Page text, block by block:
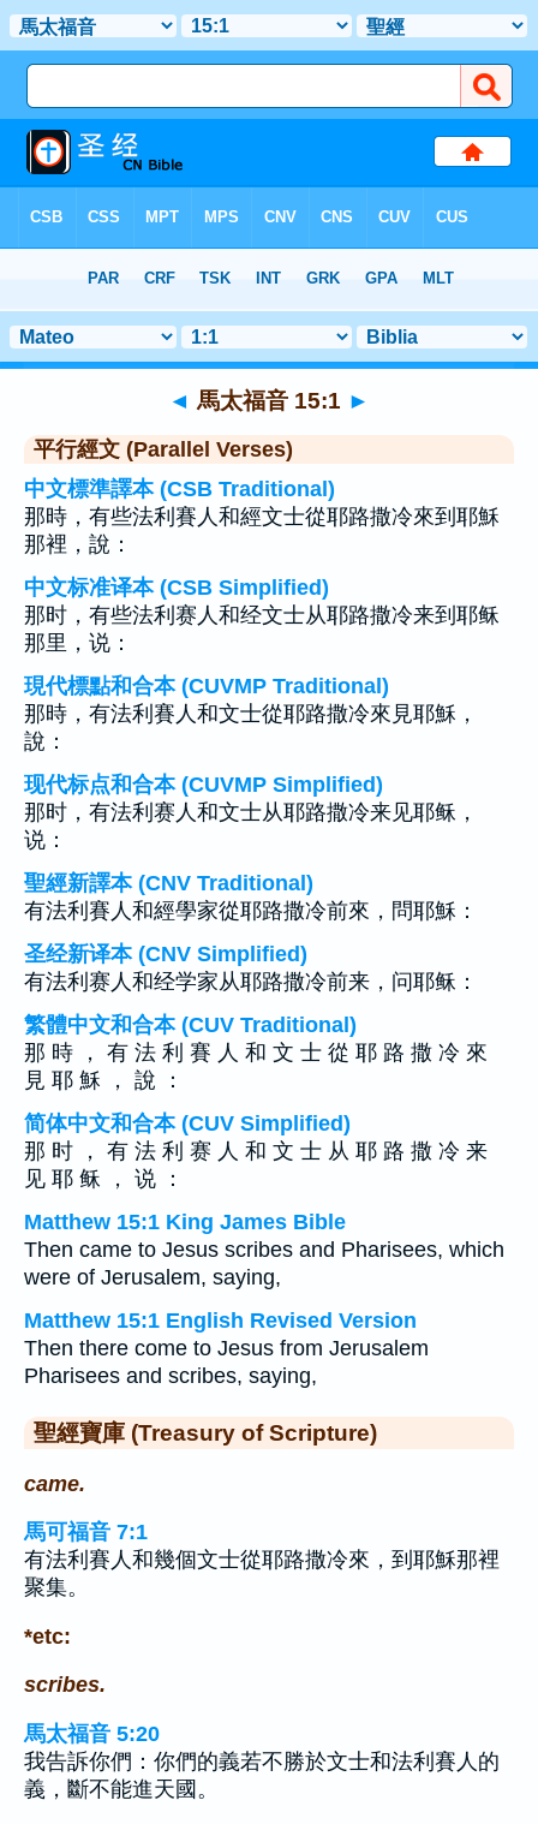
章 15> 聖經金句 1
◄ 馬太福音 15:1 ►
平行經文 (Parallel Verses)
中文標準譯本 (CSB Traditional)
那時，有些法利賽人和經文士從耶路撒冷來到耶穌
那裡，說：
中文标准译本 (CSB Simplified)
那时，有些法利赛人和经文士从耶路撒冷来到耶稣
那里，说：
現代標點和合本 (CUVMP Traditional)
那時，有法利賽人和文士從耶路撒冷來見耶穌，
說：
现代标点和合本 (CUVMP Simplified)
那时，有法利赛人和文士从耶路撒冷来见耶稣，
说：
聖經新譯本 (CNV Traditional)
有法利賽人和經學家從耶路撒冷前來，問耶穌：
圣经新译本 (CNV Simplified)
有法利赛人和经学家从耶路撒冷前来，问耶稣：
繁體中文和合本 (CUV Traditional)
那 時 ， 有 法 利 賽 人 和 文 士 從 耶 路 撒 冷 來
見 耶 穌 ， 說 ：
简体中文和合本 (CUV Simplified)
那 时 ， 有 法 利 赛 人 和 文 士 从 耶 路 撒 冷 来
见 耶 稣 ， 说 ：
Matthew 15:1 King James Bible
Then came to Jesus scribes and Pharisees, which
were of Jerusalem, saying,
Matthew 15:1 English Revised Version
Then there come to Jesus from Jerusalem
Pharisees and scribes, saying,
聖經寶庫 (Treasury of Scripture)
came.
馬可福音 7:1
有法利賽人和幾個文士從耶路撒冷來，到耶穌那裡
聚集。
*etc:
scribes.
馬太福音 5:20
我告訴你們：你們的義若不勝於文士和法利賽人的
義，斷不能進天國。